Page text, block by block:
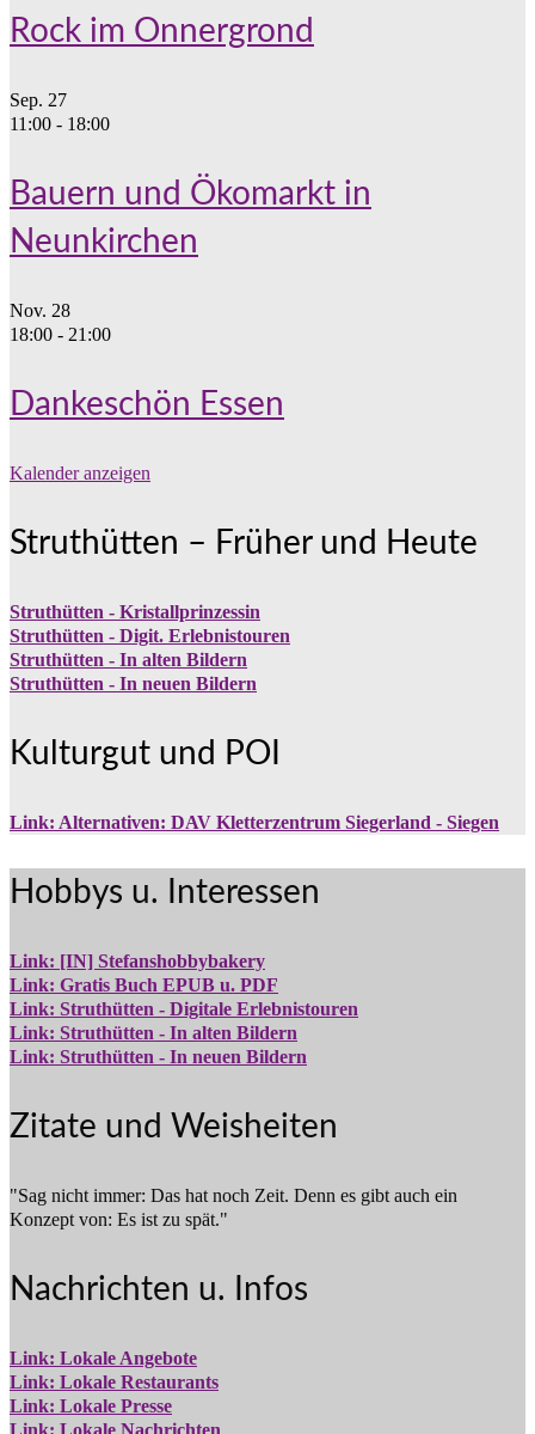
Rock im Onnergrond
Sep. 27
11:00 - 18:00
Bauern und Ökomarkt in
Neunkirchen
Nov. 28
18:00 - 21:00
Dankeschön Essen
Kalender anzeigen
Struthütten – Früher und Heute
Struthütten - Kristallprinzessin
Struthütten - Digit. Erlebnistouren
Struthütten - In alten Bildern
Struthütten - In neuen Bildern
Kulturgut und POI
Link: Alternativen: DAV Kletterzentrum Siegerland - Siegen
Hobbys u. Interessen
Link: [IN] Stefanshobbybakery
Link: Gratis Buch EPUB u. PDF
Link: Struthütten - Digitale Erlebnistouren
Link: Struthütten - In alten Bildern
Link: Struthütten - In neuen Bildern
Zitate und Weisheiten
"Sag nicht immer: Das hat noch Zeit. Denn es gibt auch ein
Konzept von: Es ist zu spät."
Nachrichten u. Infos
Link: Lokale Angebote
Link: Lokale Restaurants
Link: Lokale Presse
Link: Lokale Nachrichten